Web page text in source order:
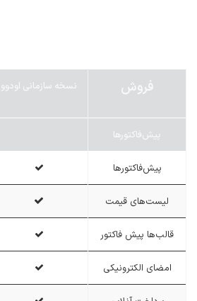
فروش نسخه سازمانی اودوو
پیش‌فاکتورها
پیش‌فاکتورها
لیست‌های قیمت
قالب‌ها پیش فاکتور
امضای الکترونیکی